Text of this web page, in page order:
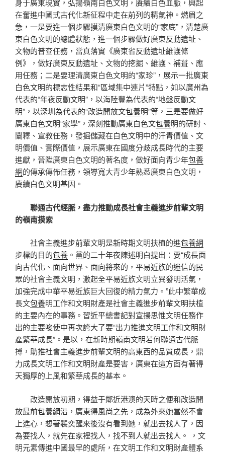
身于廣東現實，弘揚嶺南白色文明，賡續白色血脈，興起
在奮進中國式古代化新征程中走在前列的精氣神。燃眉之
急，一是要進一個步驟摸清廣東白色文明的“家底”，清楚廣
東白色文明的總體狀態，進一個步驟做好廣東反動遺址、
文物的普查任務，當真落實《廣東省反動遺址維護條
例》，做好廣東反動遺址、文物的挖掘、維護、補葺、應
用任務；二是要理清廣東白色文明的“家珍”，展示一批廣東
白色文明的標志性結果和“區域集中連片”特點，如以廣州為
代表的“年夜反動文明”，以海陸豐為代表的“地盤反動文
明”，以深圳為代表的“改造開放文包養明”等，三是要做好
廣東白色文明“家學”，深刻推動廣東白色文包養明的研討、
闡釋、宣教任務，發掘儲藏在白色文明中的汗青價值、文
明價值、實際價值，展示廣東在國度分歧成長時代的主要
進獻，晉陞廣東白色文明的著名度，做好面向青少年包養
網的傳承傳佈任務，領導寬大青少年熟悉廣東白色文明，
賡續白色文明基因。
聯通古代經脈，盡力推動成長社會主義進步前輩文明
的嶺南摸索
社會主義進步前輩文明是新時期文明扶植的進包養網
步標的目的包養 。黨的二十年夜陳述明白提出：要“成長面
向古代化、面向世界、面向將來的，平易近族的迷信的民
眾的社會主義文明，激起全平易近族文明立異發明活氣，
加強完成中華平易近族巨大回復的精力氣力。”此中繁華成
長文包養明工作和文明財產是社會主義進步前輩文明扶植
的主要內在的事務。習近平總書記對宣揚思惟文明任務作
出的主要唆使中再次誇大了要“出力推進文明工作和文明財
產繁華成長”。是以，在新時期嶺南文明若何聯通古代脈
搏，助推社會主義進步前輩文明的高東西的品質成長，鼎
力成長文明工作和文明財產是要害，廣東在這方面有著得
天獨厚的上風和繁華成長的基本。
改造開放初期，得益于鄰近港澳的天時之便和改造開
放最前包養網沿，廣東得風尚之先，成為外來她當然不會
上進心，想著裴奕醒來後沒有看到她，就出去找人了，因
為要找人，就先在家裡找人，找不到人就出去找人。 ，文
明元素傳進中國最早的處所，在文明工作和文明財產體系